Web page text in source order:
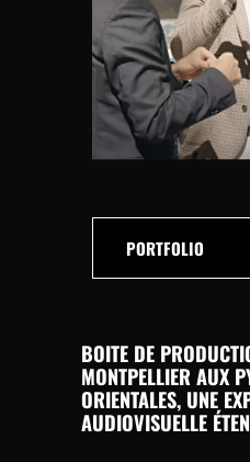
THIERRY DI
PAYS VAROIS –
« DERRIÈRE LES
Vidéos
PORTFOLIO
BOITE DE
MONTPELLIER AUX
ORIENTALES, UNE
AUDIOVISUELLE